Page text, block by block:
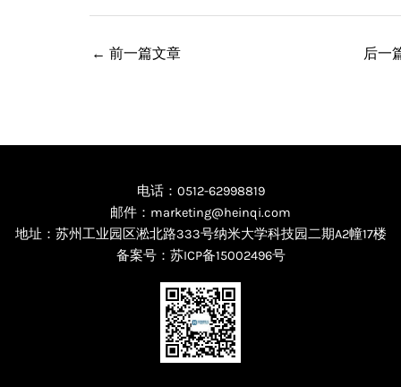
← 前一篇文章 后一
电话：0512-62998819
邮件：marketing@heinqi.com
地址：苏州工业园区淞北路333号纳米大学科技园二期A2幢17楼
备案号： 苏ICP备15002496号